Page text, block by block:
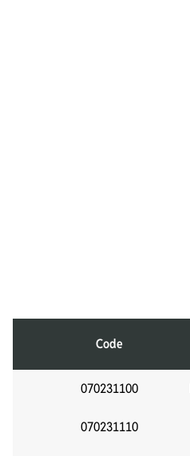
Code
070231100
070231110